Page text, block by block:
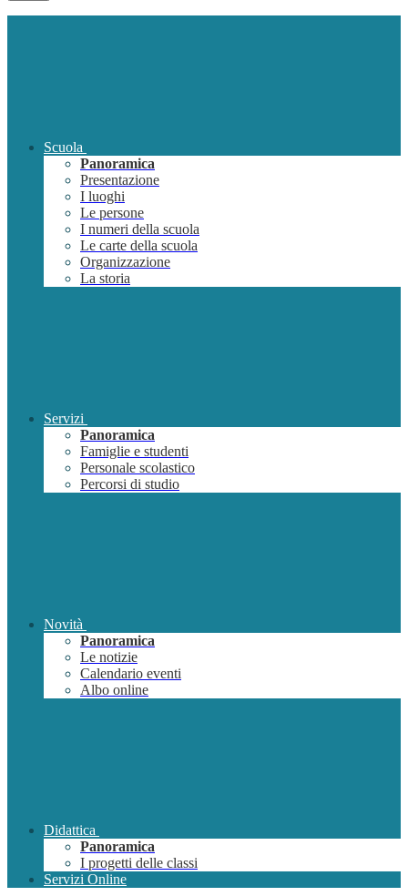
Scuola
Panoramica
Presentazione
I luoghi
Le persone
I numeri della scuola
Le carte della scuola
Organizzazione
La storia
Servizi
Panoramica
Famiglie e studenti
Personale scolastico
Percorsi di studio
Novità
Panoramica
Le notizie
Calendario eventi
Albo online
Didattica
Panoramica
I progetti delle classi
Servizi Online